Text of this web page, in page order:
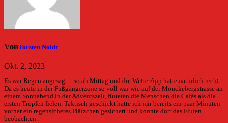
VonTorsten Noldt
Okt. 2, 2023
Es war Regen angesagt – so ab Mittag und die WetterApp hatte natürlich recht.
Da es heute in der Fußgängerzone so voll war wie auf der Mönckebergstrasse an
einem Sonnabend in der Adventszeit, fluteten die Menschen die Cafés als die
ersten Tropfen fielen. Taktisch geschickt hatte ich mir bereits ein paar Minuten
vorher ein regensicheres Plätzchen gesichert und konnte dort das Fluten
beobachten.